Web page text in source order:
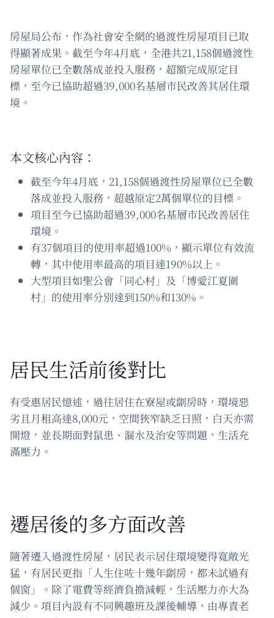
房屋局公布，作為社會安全網的過渡性房屋項目已取
得顯著成果。截至今年4月底，全港共21,158個過渡性
房屋單位已全數落成並投入服務，超額完成原定目
標，至今已協助超過39,000名基層市民改善其居住環
境。
本文核心內容：
截至今年4月底，21,158個過渡性房屋單位已全數
落成並投入服務，超越原定2萬個單位的目標。
項目至今已協助超過39,000名基層市民改善居住
環境。
有37個項目的使用率超過100%，顯示單位有效流
轉，其中使用率最高的項目達190%以上。
大型項目如聖公會「同心村」及「博愛江夏圍
村」的使用率分別達到150%和130%。
居民生活前後對比
有受惠居民憶述，過往居住在寮屋或劏房時，環境惡
劣且月租高達8,000元，空間狹窄缺乏日照，白天亦需
開燈，並長期面對鼠患、漏水及治安等問題，生活充
滿壓力。
遷居後的多方面改善
隨著遷入過渡性房屋，居民表示居住環境變得寬敞光
猛，有居民更指「人生住咗十幾年劏房，都未試過有
個窗」。除了電費等經濟負擔減輕，生活壓力亦大為
減少。項目內設有不同興趣班及課後輔導，由專責老